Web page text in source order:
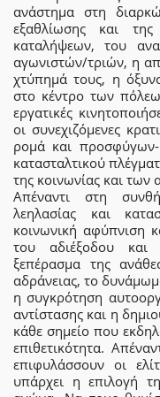
ανάστημα στη
εξαθλίωσης και
καταλήψεων, του
αγωνιστών/τριών, η
χτύπημά τους, η
στο κέντρο των
εργατικές
οι συνεχιζόμενες
ρομά και
κατασταλτικού
της κοινωνίας και των
Απέναντι στη
λεηλασίας και
κοινωνική αφύπνιση
του αδιέξοδου και
ξεπέρασμα της
αδράνειας, το
η συγκρότηση
αντίστασης και η
κάθε σημείο που
επιθετικότητα.
επιφυλάσσουν οι
υπάρχει η επιλογή